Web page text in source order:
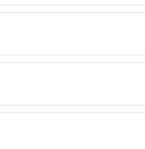
核对内容结构化呈现，并在抖音
理解并形成稳定提及。
化；珠宝品牌竞争较强时成本往
公开信息分散，模型更难稳定复
，各渠道说的就是同一件事。